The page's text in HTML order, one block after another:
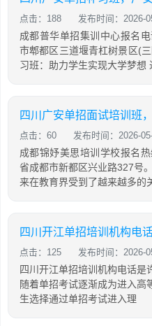
点击：188 发布时间：2026-
成都普华单招集训中心报名
市郫都区三道堰青杠树景区(
习班：助力学生实现大学梦想
四川广安单招面试培训班
点击：60 发布时间：2026-
成都锦妤美思培训学校报名
省成都市新都区兴业路327号
来在教育界受到了越来越多的
四川开江单招培训机构电
点击：125 发布时间：2026-
四川开江单招培训机构电话是
随着单招考试逐渐成为进入高
生选择通过单招考试进入理